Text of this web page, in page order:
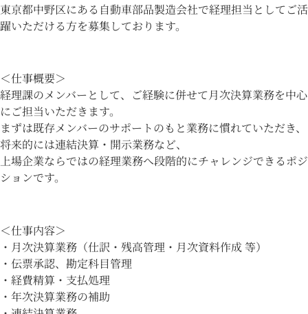
東京都中野区にある自動車部品製造会社で経理担当としてご活
躍いただける方を募集しております。
＜仕事概要＞
経理課のメンバーとして、ご経験に併せて月次決算業務を中心
にご担当いただきます。
まずは既存メンバーのサポートのもと業務に慣れていただき、
将来的には連結決算・開示業務など、
上場企業ならではの経理業務へ段階的にチャレンジできるポジ
ションです。
＜仕事内容＞
・月次決算業務（仕訳・残高管理・月次資料作成 等）
・伝票承認、勘定科目管理
・経費精算・支払処理
・年次決算業務の補助